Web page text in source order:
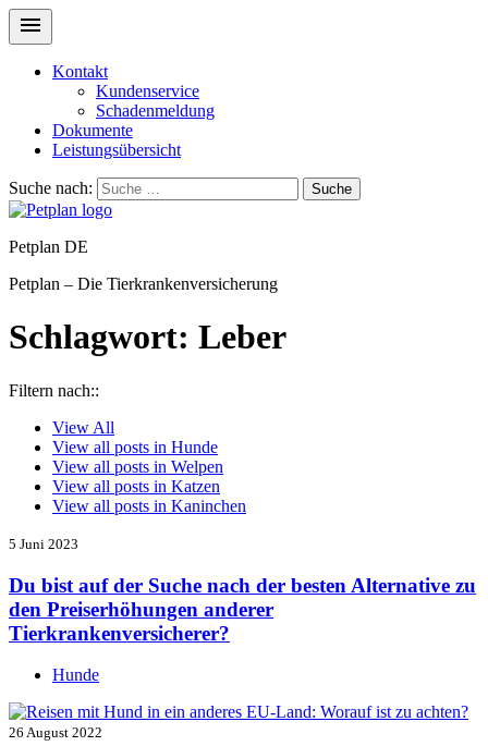
Kontakt
Kundenservice
Schadenmeldung
Dokumente
Leistungsübersicht
Suche nach: Suche
Petplan DE
Petplan – Die Tierkrankenversicherung
Schlagwort: Leber
Filtern nach::
View All
View all posts in Hunde
View all posts in Welpen
View all posts in Katzen
View all posts in Kaninchen
5 Juni 2023
Du bist auf der Suche nach der besten Alternative zu
den Preiserhöhungen anderer
Tierkrankenversicherer?
Hunde
26 August 2022